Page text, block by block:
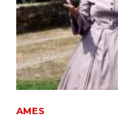
AMES